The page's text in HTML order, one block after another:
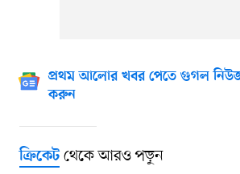
প্রথম আলোর খবর পেতে গুগল
করুন
ক্রিকেটথেকে আরও পড়ুন